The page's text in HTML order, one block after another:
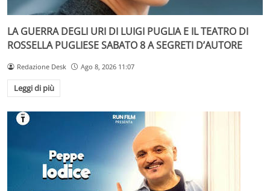
LA GUERRA DEGLI URI DI LUIGI PUGLIA E IL TEATRO DI
ROSSELLA PUGLIESE SABATO 8 A SEGRETI D’AUTORE
Redazione Desk Ago 8, 2026 11:07
Leggi di più